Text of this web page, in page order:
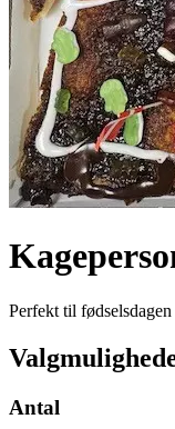
Perfekt til
Antal